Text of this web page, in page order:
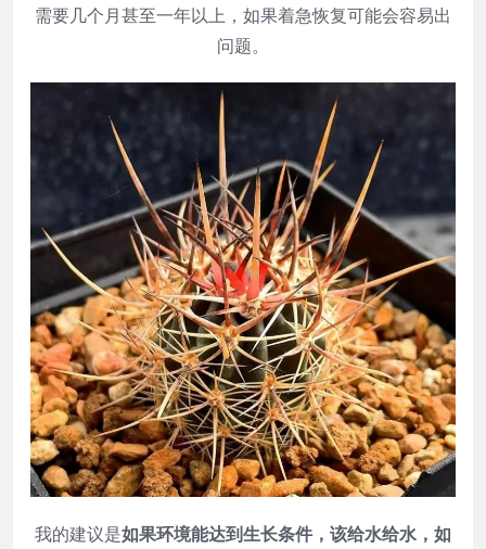
需要几个月甚至一年以上，如果着急恢复可能会容易出
问题。
我的建议是如果环境能达到生长条件，该给水给水，如